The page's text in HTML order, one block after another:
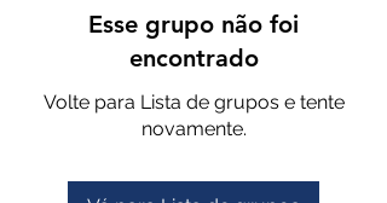
Esse grupo não foi
encontrado
Volte para Lista de grupos e tente
novamente.